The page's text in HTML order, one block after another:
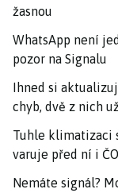
žasnou
WhatsApp není
pozor na Signalu
Ihned si
chyb, dvě z nich
Tuhle klimatizaci
varuje před ní i
Nemáte signál?